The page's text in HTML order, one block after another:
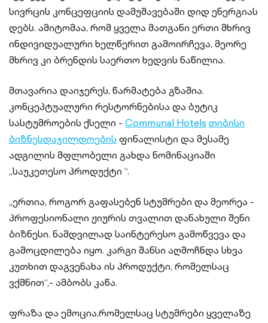
სივრცის კონცეფციის დამუშავებაში დიდ ენერგიას
დებს. ამიტომაა, რომ ყველა მათგანი ერთი მხრივ
ინდივიდუალური ხელწერით გამოირჩევა, მეორე
მხრივ კი ბრენდის საერთო ხედვის ნაწილია.
მთავარია დაიჯერეს, წარმატება გზაშია.
კონცეპტუალური რესტორნებისა და ბუტიკ
სასტუმროების ქსელი - Communal Hotels თიბისი
ბიზნესდაჯილდოების ფინალისტი და მესამე
ადგილის მფლობელი გახდა ნომინაციაში
„საუკეთესო პროდუქტი “.
„ერთია, როგორ გაფასებენ სტუმრები და მეორეა -
პროფესიონალი ჟიურის თვალით დანახული შენი
ბიზნესი. ნამდვილად საინტერესო გამოწვევა და
გამოცდილება იყო. კარგი შანსი აღმოჩნდა სხვა
კუთხით დაგვენახა ის პროდუქტი, რომელსაც
ვქმნით“,- ამბობს კაწა.
ფრაზა და ემოცია,რომელსაც სტუმრები ყველაზე